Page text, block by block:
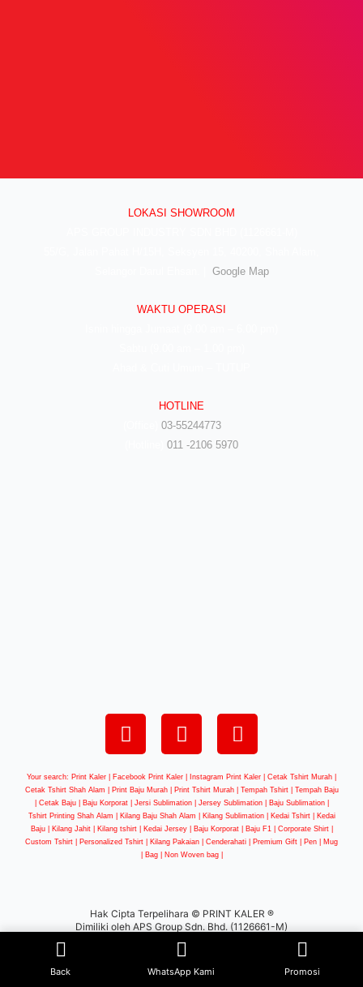
LOKASI SHOWROOM
Google Map
WAKTU OPERASI
HOTLINE
03-55244773
011 -2106 5970
Your search: Print Kaler | Facebook Print Kaler | Instagram Print Kaler | Cetak Tshirt Murah |
Cetak Tshirt Shah Alam | Print Baju Murah | Print Tshirt Murah | Tempah Tshirt | Tempah Baju
| Cetak Baju | Baju Korporat | Jersi Sublimation | Jersey Sublimation | Baju Sublimation |
Tshirt Printing Shah Alam | Kilang Baju Shah Alam | Kilang Sublimation | Kedai Tshirt | Kedai
Baju | Kilang Jahit | Kilang tshirt | Kedai Jersey | Baju Korporat | Baju F1 | Corporate Shirt |
Custom Tshirt | Personalized Tshirt | Kilang Pakaian | Cenderahati | Premium Gift | Pen | Mug
| Bag | Non Woven bag |
Hak Cipta Terpelihara © PRINT KALER ®
Dimiliki oleh APS Group Sdn. Bhd. (1126661-M)
WEB DESIGN BY
Back WhatsApp Kami Promosi